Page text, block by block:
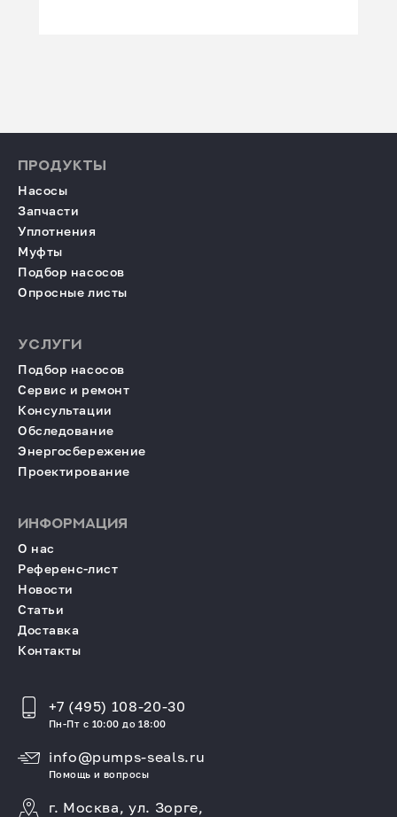
ПРОДУКТЫ
Насосы
Запчасти
Уплотнения
Муфты
Подбор насосов
Опросные листы
УСЛУГИ
Подбор насосов
Сервис и ремонт
Консультации
Обследование
Энергосбережение
Проектирование
ИНФОРМАЦИЯ
О нас
Референс-лист
Новости
Статьи
Доставка
Контакты
+7 (495) 108-20-30
Пн-Пт с 10:00 до 18:00
info@pumps-seals.ru
Помощь и вопросы
г. Москва, ул. Зорге,